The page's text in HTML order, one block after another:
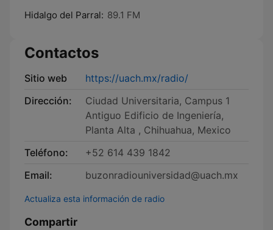
Hidalgo del Parral: 89.1 FM
Contactos
Sitio web
https://uach.mx/radio/
Dirección:
Ciudad Universitaria, Campus 1
Antiguo Edificio de Ingeniería,
Planta Alta , Chihuahua, Mexico
Teléfono:
+52 614 439 1842
Email:
buzonradiouniversidad@uach.mx
Actualiza esta información de radio
Compartir